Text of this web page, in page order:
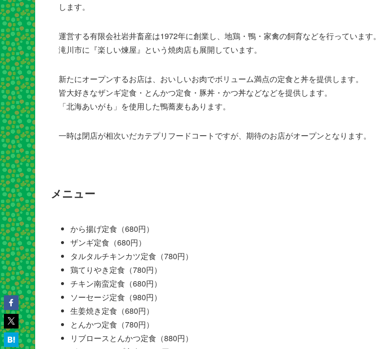
します。
運営する有限会社岩井畜産は1972年に創業し、地鶏・鴨・家禽の飼育などを行っています。
滝川市に『楽しい煉屋』という焼肉店も展開しています。
新たにオープンするお店は、おいしいお肉でボリューム満点の定食と丼を提供します。
皆大好きなザンギ定食・とんかつ定食・豚丼・かつ丼などなどを提供します。
「北海あいがも」を使用した鴨蕎麦もあります。
一時は閉店が相次いだカテプリフードコートですが、期待のお店がオープンとなります。
メニュー
から揚げ定食（680円）
ザンギ定食（680円）
タルタルチキンカツ定食（780円）
鶏てりやき定食（780円）
チキン南蛮定食（680円）
ソーセージ定食（980円）
生姜焼き定食（680円）
とんかつ定食（780円）
リブロースとんかつ定食（880円）